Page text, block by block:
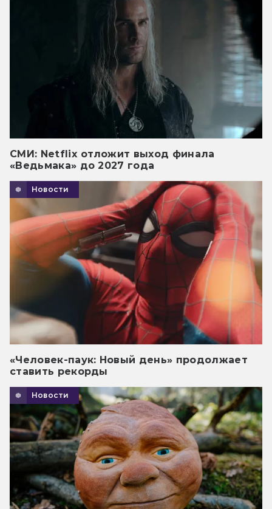
СМИ: Netflix отложит выход финала
«Ведьмака» до 2027 года
Новости
«Человек-паук: Новый день» продолжает
ставить рекорды
Новости